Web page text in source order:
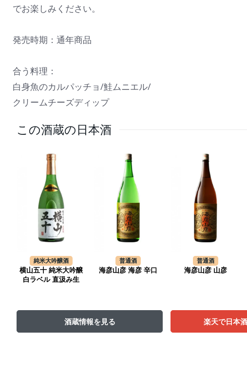
でお楽しみください。
発売時期：通年商品
合う料理：
白身魚のカルパッチョ/鮭ムニエル/
クリームチーズディップ
この酒蔵の日本酒
純米大吟醸酒
横山五十 純米大吟醸
白ラベル 直汲み生
普通酒
海彦山彦 海彦 辛口
普通酒
海彦山彦 山彦
酒蔵情報を見る 楽天で日本